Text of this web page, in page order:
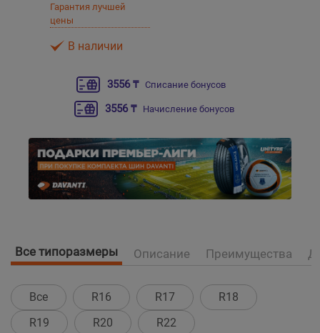
Гарантия лучшей
цены
В наличии
3556 ₸ Списание бонусов
3556 ₸ Начисление бонусов
Все типоразмеры Описание Преимущества
Все R16 R17
R18
R19
R20 R22
Шымкент
Экибастуз